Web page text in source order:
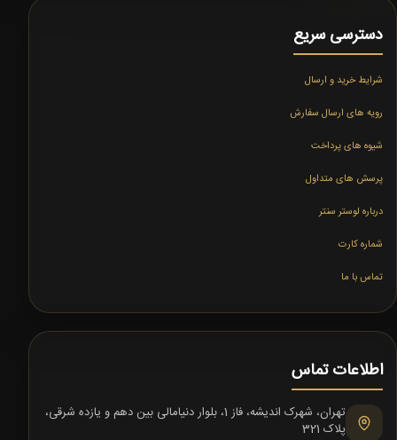
دسترسی سریع
شرایط خرید و ارسال
رویه های ارسال سفارش
شیوه های پرداخت
پرسش های متداول
درباره لوستر سنتر
شماره کارت
تماس با ما
اطلاعات تماس
تهران، شهرک اندیشه، فاز 1، بلوار دنیامالی بین دهم و یازده شرقی،
پلاک 321